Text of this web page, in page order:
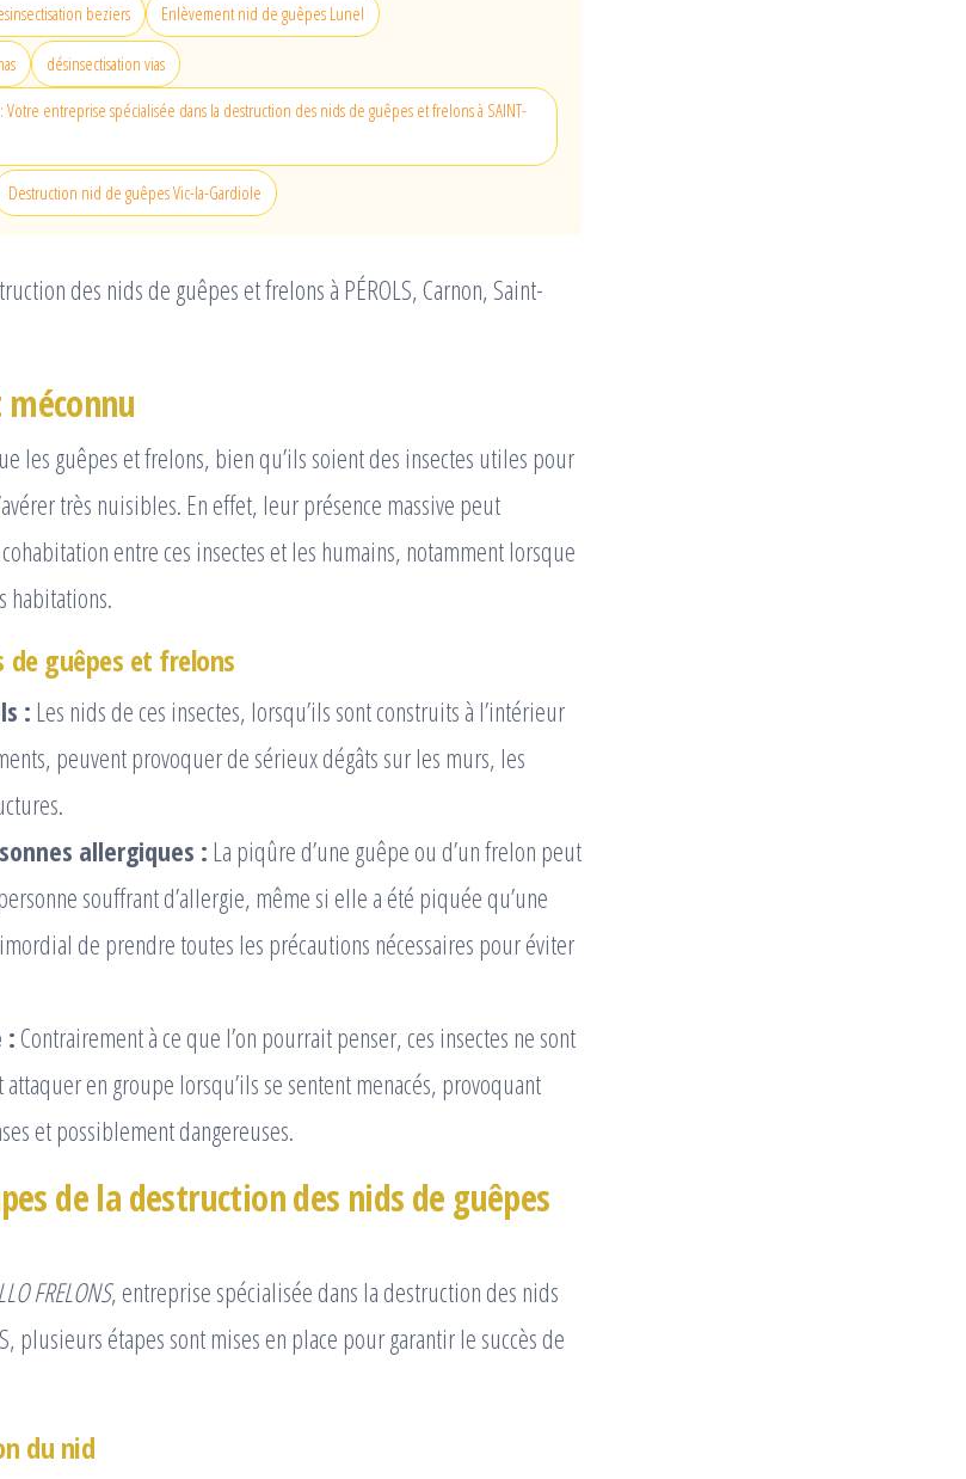
beziers Enlèvement nid de guêpes Lunel
désinsectisation vias
: Votre entreprise spécialisée dans la destruction des nids de guêpes et frelons à SAINT-
Destruction nid de guêpes Vic-la-Gardiole
des nids de guêpes et frelons à PÉROLS, Carnon, Saint-
les guêpes et frelons, bien qu’ils soient des insectes utiles pour
très nuisibles. En effet, leur présence massive peut
entre ces insectes et les humains, notamment lorsque
habitations.
de guêpes et frelons
: Les nids de ces insectes, lorsqu’ils sont construits à l’intérieur
peuvent provoquer de sérieux dégâts sur les murs, les
allergiques : La piqûre d’une guêpe ou d’un frelon peut
souffrant d’allergie, même si elle a été piquée qu’une
de prendre toutes les précautions nécessaires pour éviter
: Contrairement à ce que l’on pourrait penser, ces insectes ne sont
en groupe lorsqu’ils se sentent menacés, provoquant
et possiblement dangereuses.
de la destruction des nids de guêpes
FRELONS, entreprise spécialisée dans la destruction des nids
plusieurs étapes sont mises en place pour garantir le succès de
du nid